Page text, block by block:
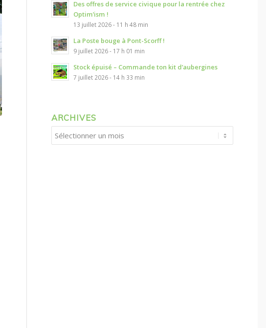
Des offres de service civique pour la rentrée chez
Optim’ism !
13 juillet 2026 - 11 h 48 min
La Poste bouge à Pont-Scorff !
9 juillet 2026 - 17 h 01 min
Stock épuisé – Commande ton kit d’aubergines
7 juillet 2026 - 14 h 33 min
ARCHIVES